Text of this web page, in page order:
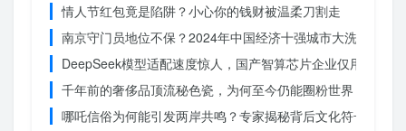
情人节红包竟是陷阱？小心你的钱财被温柔刀割走
南京守门员地位不保？2024年中国经济十强城市大洗牌
DeepSeek模型适配速度惊人，国产智算芯片企业仅用一周
千年前的奢侈品顶流秘色瓷，为何至今仍能圈粉世界？揭秘
哪吒信俗为何能引发两岸共鸣？专家揭秘背后文化符号的力量